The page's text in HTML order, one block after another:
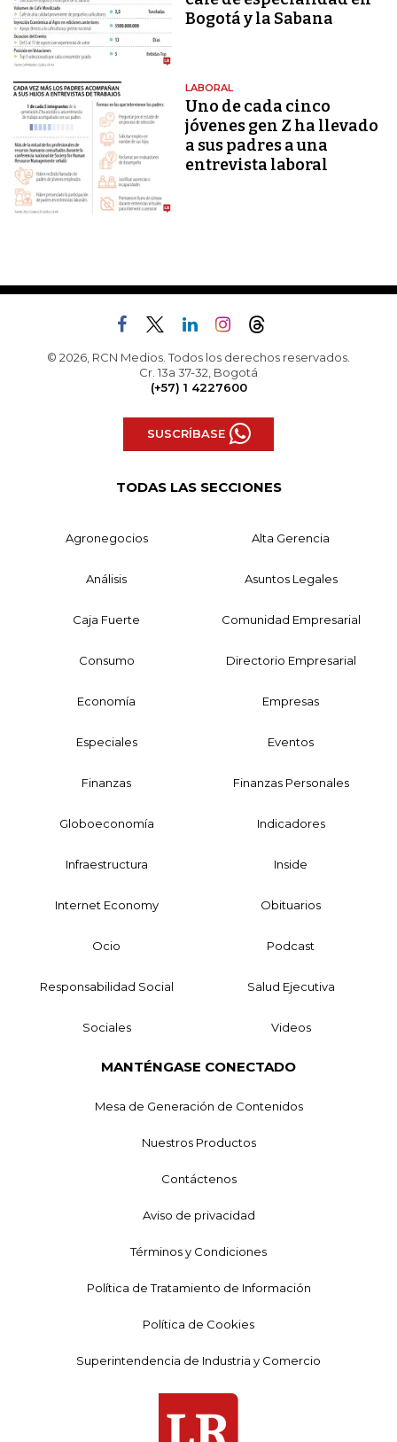
Bogotá y la Sabana
LABORAL
Uno de cada cinco
jóvenes gen Z ha llevado
a sus padres a una
entrevista laboral
© 2026, RCN Medios. Todos los derechos reservados.
Cr. 13a 37-32, Bogotá
(+57) 1 4227600
SUSCRÍBASE
TODAS LAS SECCIONES
Agronegocios Alta Gerencia
Análisis Asuntos Legales
Caja Fuerte Comunidad Empresarial
Consumo Directorio Empresarial
Economía Empresas
Especiales Eventos
Finanzas Finanzas Personales
Globoeconomía Indicadores
Infraestructura Inside
Internet Economy Obituarios
Ocio Podcast
Responsabilidad Social Salud Ejecutiva
Sociales Videos
MANTÉNGASE CONECTADO
Mesa de Generación de Contenidos
Nuestros Productos
Contáctenos
Aviso de privacidad
Términos y Condiciones
Política de Tratamiento de Información
Política de Cookies
Superintendencia de Industria y Comercio